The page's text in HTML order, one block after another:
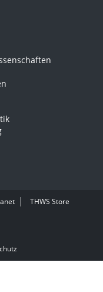
THWS Store